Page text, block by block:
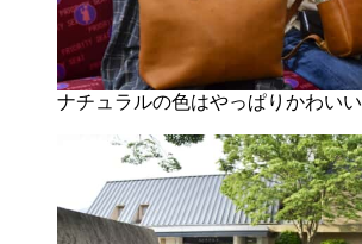
ナチュラルの色はやっぱりかわいい